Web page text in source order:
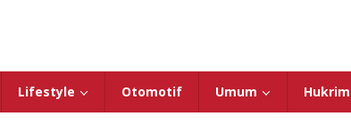
Lifestyle Otomotif Umum Hukrim